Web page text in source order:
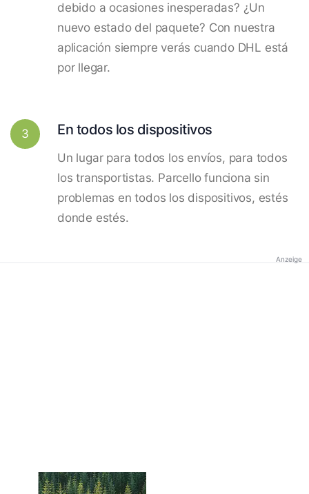
debido a ocasiones inesperadas? ¿Un
nuevo estado del paquete? Con nuestra
aplicación siempre verás cuando DHL está
por llegar.
3 En todos los dispositivos
Un lugar para todos los envíos, para todos
los transportistas. Parcello funciona sin
problemas en todos los dispositivos, estés
donde estés.
Anzeige